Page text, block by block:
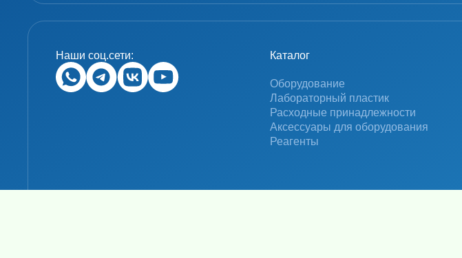
Наши соц.сети: Каталог
Оборудование
Лабораторный пластик
Расходные принадлежности
Аксессуары для оборудования
Реагенты